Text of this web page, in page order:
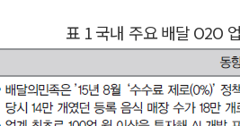
표 1 국내 주요 배달 O2O